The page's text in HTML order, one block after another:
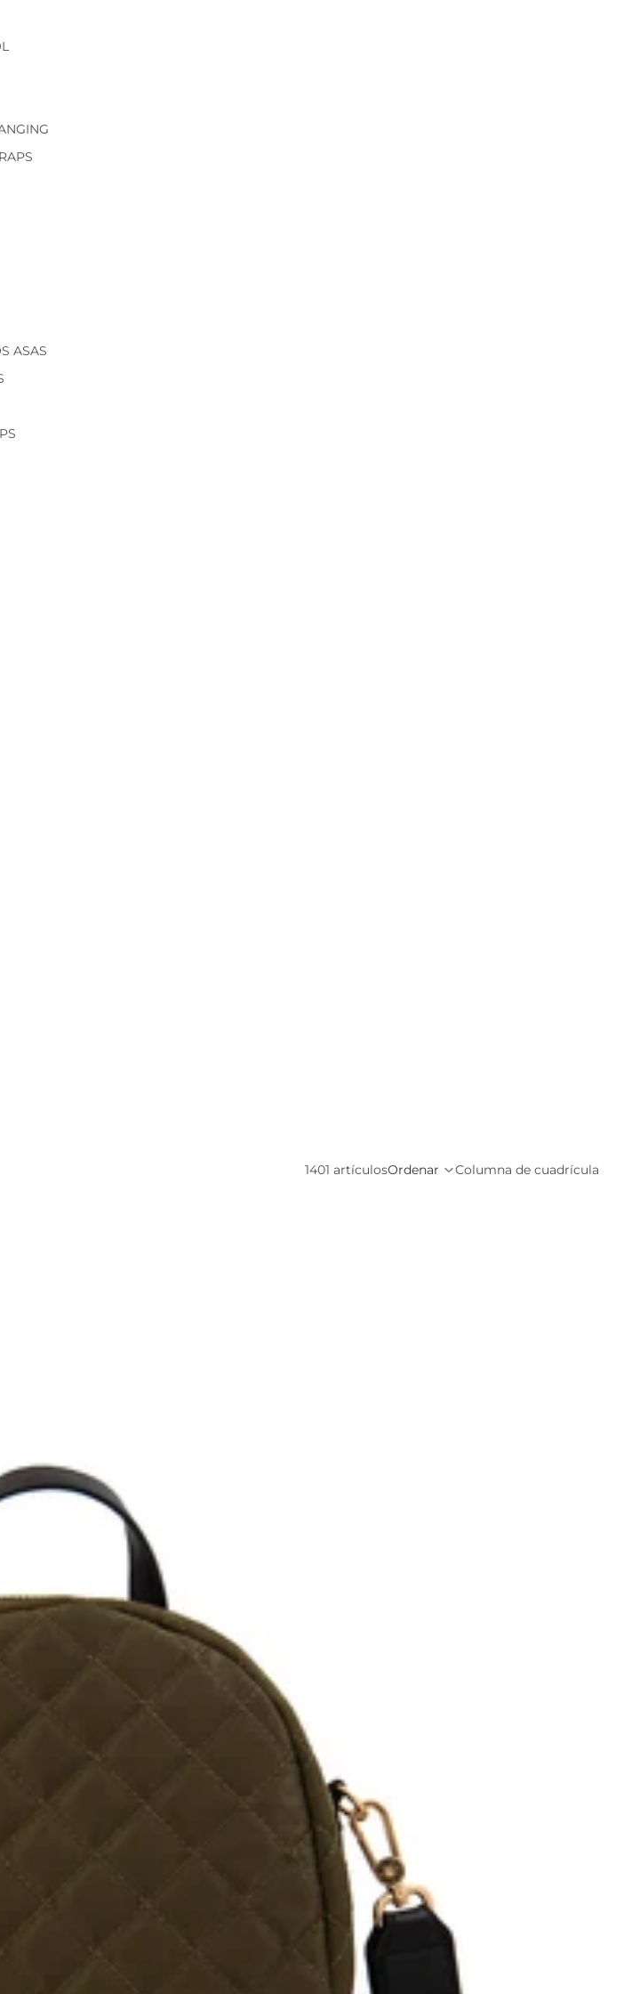
ASAS
1401 artículosOrdenar Columna de cuadrícula